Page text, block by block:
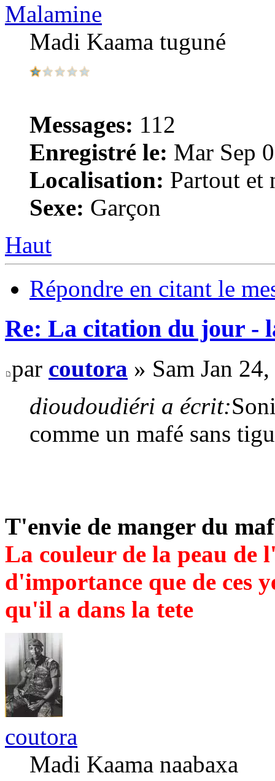
Malamine
Madi Kaama tuguné
Messages: 112
Enregistré le: Mar Sep
Localisation: Partout et
Sexe: Garçon
Haut
Répondre en citant le
Re: La citation du jour -
par coutora » Sam Jan
dioudoudiéri a écrit:
comme un mafé sans
T'envie de manger du
La couleur de la peau de
d'importance que de ces
qu'il a dans la tete
coutora
Madi Kaama naabaxa